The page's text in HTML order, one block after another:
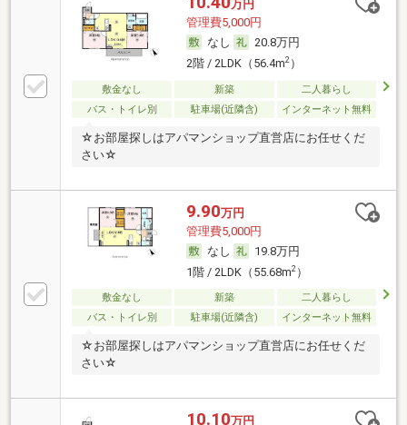
万円
管理費5,000円
なし
20.8万円
2階 / 2LDK（56.4m2）
敷金なし 新築
二人暮らし
バス・トイレ別
駐車場(近隣含) インターネット無料
☆お部屋探しはアパマンショップ直営店にお任せくだ
さい☆
9.90万円
管理費5,000円
なし
19.8万円
1階 / 2LDK（55.68m2）
敷金なし 新築
二人暮らし
バス・トイレ別
駐車場(近隣含) インターネット無料
☆お部屋探しはアパマンショップ直営店にお任せくだ
さい☆
10.10万円